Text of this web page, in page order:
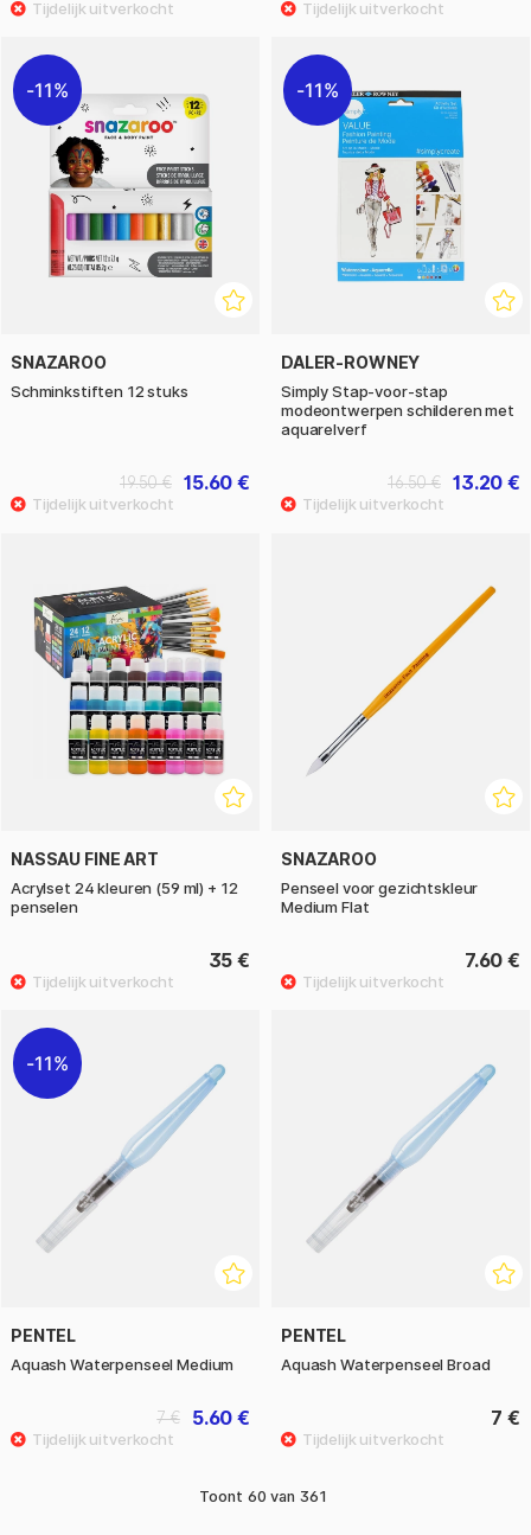
11%
SNAZAROO
Schminkstiften 12 stuks
15.60 €
19.50 €
11%
DALER-ROWNEY
Simply Stap-voor-stap
modeontwerpen schilderen met
aquarelverf
13.20 €
16.50 €
NASSAU FINE ART
Acrylset 24 kleuren (59 ml) + 12
penselen
35 €
SNAZAROO
Penseel voor gezichtskleur
Medium Flat
7.60 €
11%
PENTEL
Aquash Waterpenseel Medium
5.60 €
7 €
PENTEL
Aquash Waterpenseel Broad
7 €
Toont 60 van 361